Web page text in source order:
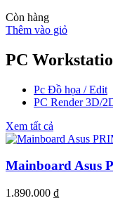
Còn hàng
Thêm vào giỏ
PC
Pc Đồ họa / Edit
PC Render 3D/
Xem tất cả
Mainboard Asus
1.890.000 ₫